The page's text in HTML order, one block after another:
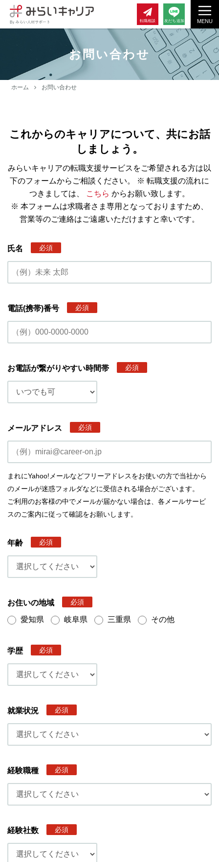
MENU
転職相談 友だち追加
お問い合わせ
ホーム お問い合わせ
これからのキャリアについて、共にお話
しましょう。
みらいキャリアの転職支援サービスをご希望される方は以
下のフォームからご相談ください。
※ 転職支援の流れに
つきましては、
こちら からお願い致します。
※ 本フォームは求職者さま専用となっておりますため、
営業等のご連絡はご遠慮いただけますと幸いです。
氏名 必須
電話(携帯)番号 必須
お電話が繋がりやすい時間帯 必須
メールアドレス 必須
まれにYahoo!メールなどフリーアドレスをお使いの方で当社から
のメールが迷惑フォルダなどに受信される場合がございます。
ご利用のお客様の中でメールが届かない場合は、各メールサービ
スのご案内に従って確認をお願いします。
年齢 必須
お住いの地域 必須
愛知県 岐阜県 三重県 その他
学歴 必須
就業状況 必須
経験職種 必須
経験社数 必須